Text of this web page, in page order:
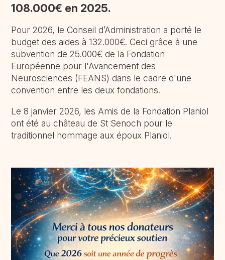
108.000€ en 2025.
Pour 2026, le Conseil d’Administration a porté le
budget des aides à 132.000€. Ceci grâce à une
subvention de 25.000€ de la Fondation
Européenne pour l'Avancement des
Neurosciences (FEANS) dans le cadre d'une
convention entre les deux fondations.
Le 8 janvier 2026, les Amis de la Fondation Planiol
ont été au château de St Senoch pour le
traditionnel hommage aux époux Planiol.